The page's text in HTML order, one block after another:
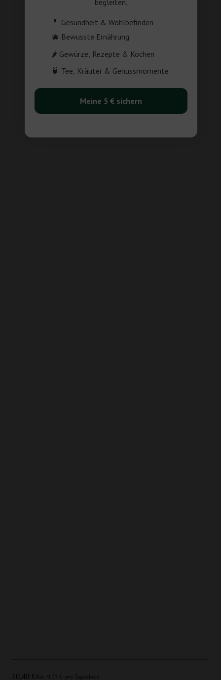
Angebot
10,49 €Nur 0,31 € pro Tagesdosis
Customer_Interest
💊 Gesundheit & Wohlbefinden
🫐 Bewusste Ernährung
🌶️ Gewürze, Rezepte & Kochen
🍵 Tee, Kräuter & Genussmomente
Meine 5 € sichern